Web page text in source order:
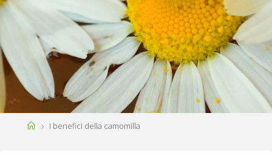
HomeI benefici della camomilla